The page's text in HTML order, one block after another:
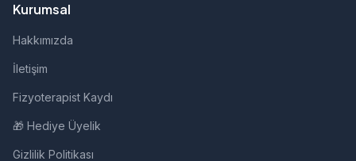
Kurumsal
Hakkımızda
İletişim
Fizyoterapist Kaydı
🎁 Hediye Üyelik
Gizlilik Politikası